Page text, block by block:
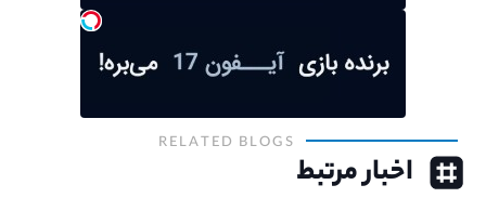
RELATED BLOGS
اخبار مرتبط